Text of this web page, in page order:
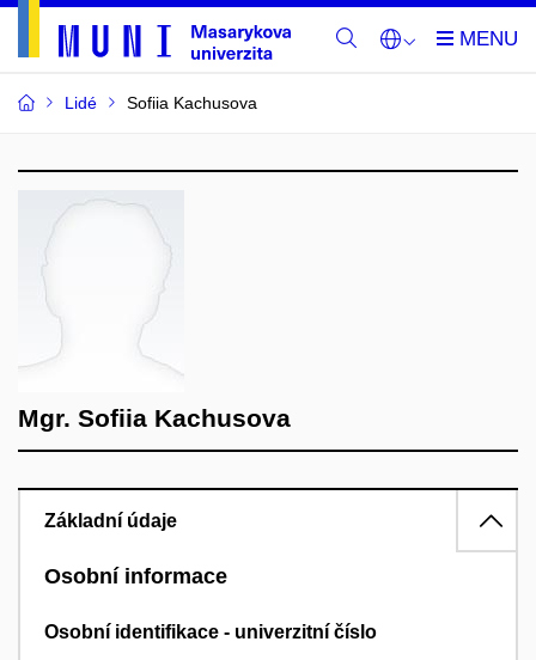
Lidé Sofiia Kachusova
Mgr. Sofiia Kachusova
Základní údaje
Osobní informace
Osobní identifikace - univerzitní číslo